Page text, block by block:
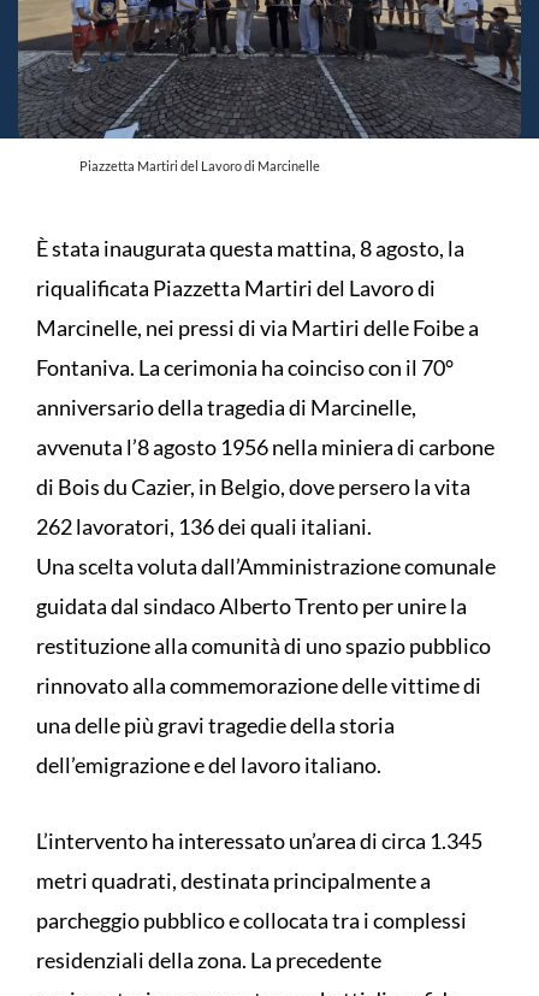
Piazzetta Martiri del Lavoro di Marcinelle
È stata inaugurata questa mattina, 8 agosto, la
riqualificata Piazzetta Martiri del Lavoro di
Marcinelle, nei pressi di via Martiri delle Foibe a
Fontaniva. La cerimonia ha coinciso con il 70°
anniversario della tragedia di Marcinelle,
avvenuta l’8 agosto 1956 nella miniera di carbone
di Bois du Cazier, in Belgio, dove persero la vita
262 lavoratori, 136 dei quali italiani.
Una scelta voluta dall’Amministrazione comunale
guidata dal sindaco Alberto Trento per unire la
restituzione alla comunità di uno spazio pubblico
rinnovato alla commemorazione delle vittime di
una delle più gravi tragedie della storia
dell’emigrazione e del lavoro italiano.
L’intervento ha interessato un’area di circa 1.345
metri quadrati, destinata principalmente a
parcheggio pubblico e collocata tra i complessi
residenziali della zona. La precedente